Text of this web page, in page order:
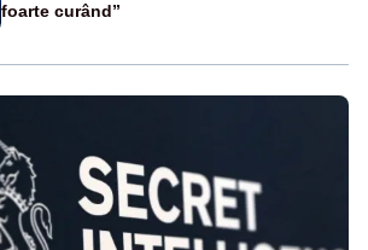
foarte curând”